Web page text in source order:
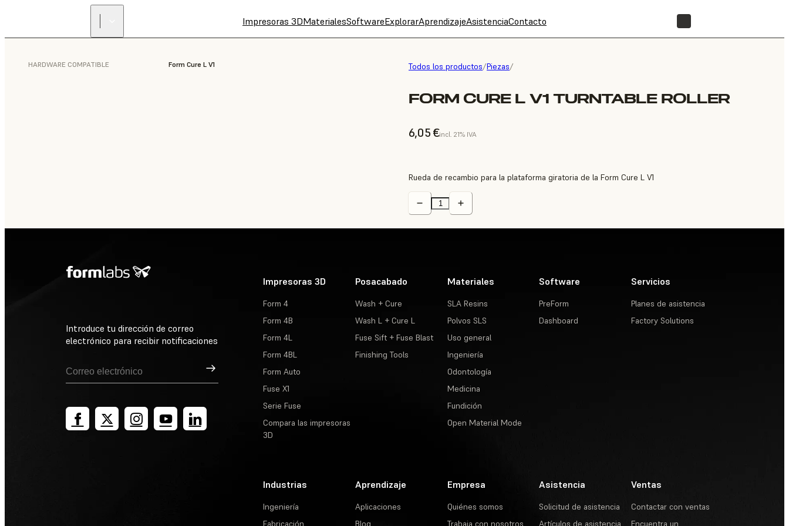
Impresoras 3DMaterialesSoftwareExplorarAprendizajeAsistenciaContacto
Todos los productos/Piezas/
FORM CURE L V1 TURNTABLE ROLLER
6,05 €incl. 21% IVA
HARDWARE COMPATIBLE Form Cure L V1
Rueda de recambio para la plataforma giratoria de la Form Cure L V1
Introduce tu dirección de correo
electrónico para recibir notificaciones
Suscribirse
Impresoras 3D
Form 4
Form 4B
Form 4L
Form 4BL
Form Auto
Fuse X1
Serie Fuse
Compara las impresoras
3D
Posacabado
Wash + Cure
Wash L + Cure L
Fuse Sift + Fuse Blast
Finishing Tools
Materiales
SLA Resins
Polvos SLS
Uso general
Ingeniería
Odontología
Medicina
Fundición
Open Material Mode
Software
PreForm
Dashboard
Servicios
Planes de asistencia
Factory Solutions
Industrias
Ingeniería
Fabricación
Aprendizaje
Aplicaciones
Blog
Empresa
Quiénes somos
Trabaja con nosotros
Asistencia
Solicitud de asistencia
Artículos de asistencia
Ventas
Contactar con ventas
Encuentra un